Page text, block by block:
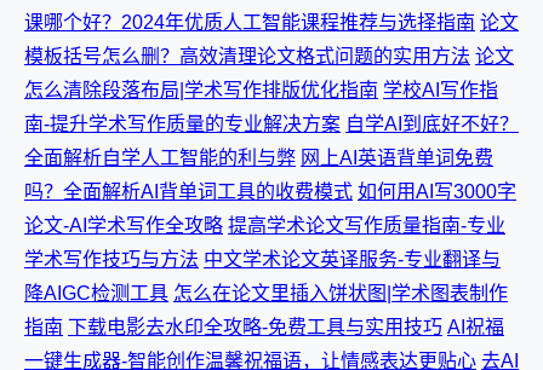
课哪个好？2024年优质人工智能课程推荐与选择指南 论文
模板括号怎么删？高效清理论文格式问题的实用方法 论文
怎么清除段落布局|学术写作排版优化指南 学校AI写作指
南-提升学术写作质量的专业解决方案 自学AI到底好不好？
全面解析自学人工智能的利与弊 网上AI英语背单词免费
吗？全面解析AI背单词工具的收费模式 如何用AI写3000字
论文-AI学术写作全攻略 提高学术论文写作质量指南-专业
学术写作技巧与方法 中文学术论文英译服务-专业翻译与
降AIGC检测工具 怎么在论文里插入饼状图|学术图表制作
指南 下载电影去水印全攻略-免费工具与实用技巧 AI祝福
一键生成器-智能创作温馨祝福语，让情感表达更贴心 去AI